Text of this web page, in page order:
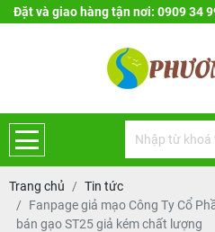
Đặt và giao hàng tận nơi: 0909 34
Trang chủ
Tin tức
Fanpage giả mạo Công Ty Cổ
bán gạo ST25 giả kém chất lượng